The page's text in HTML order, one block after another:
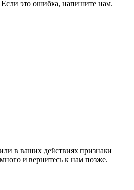
это ошибка, напишите нам.
в ваших действиях признаки
и вернитесь к нам позже.